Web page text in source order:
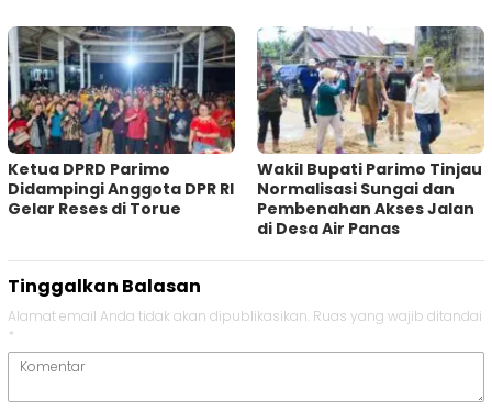
Ketua DPRD Parimo
Didampingi Anggota DPR RI
Gelar Reses di Torue
Wakil Bupati Parimo Tinjau
Normalisasi Sungai dan
Pembenahan Akses Jalan
di Desa Air Panas
Tinggalkan Balasan
Alamat email Anda tidak akan dipublikasikan. Ruas yang wajib ditandai
*